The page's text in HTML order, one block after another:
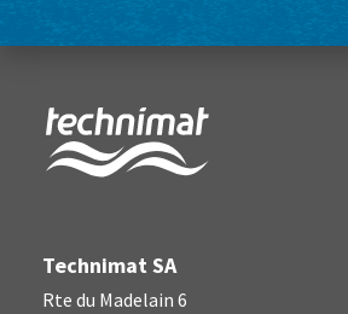
Technimat SA
Rte du Madelain 6